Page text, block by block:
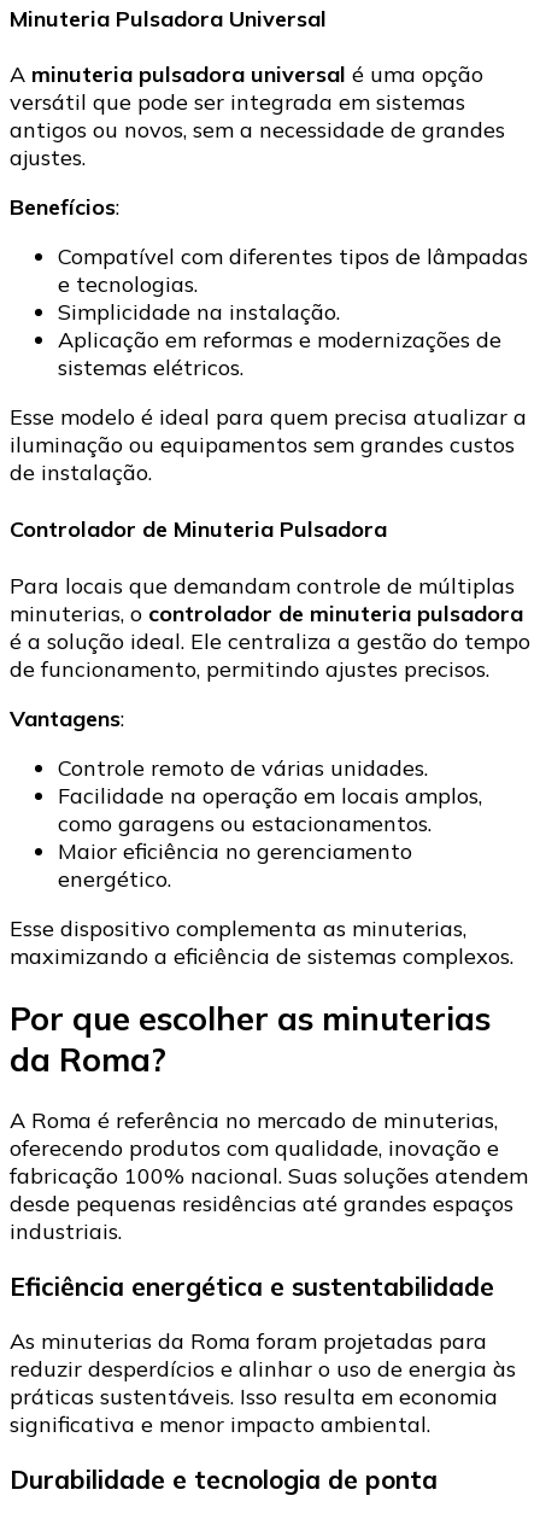
Minuteria Pulsadora Universal
A minuteria pulsadora universal é uma opção
versátil que pode ser integrada em sistemas
antigos ou novos, sem a necessidade de grandes
ajustes.
Benefícios:
Compatível com diferentes tipos de lâmpadas
e tecnologias.
Simplicidade na instalação.
Aplicação em reformas e modernizações de
sistemas elétricos.
Esse modelo é ideal para quem precisa atualizar a
iluminação ou equipamentos sem grandes custos
de instalação.
Controlador de Minuteria Pulsadora
Para locais que demandam controle de múltiplas
minuterias, o controlador de minuteria pulsadora
é a solução ideal. Ele centraliza a gestão do tempo
de funcionamento, permitindo ajustes precisos.
Vantagens:
Controle remoto de várias unidades.
Facilidade na operação em locais amplos,
como garagens ou estacionamentos.
Maior eficiência no gerenciamento
energético.
Esse dispositivo complementa as minuterias,
maximizando a eficiência de sistemas complexos.
Por que escolher as minuterias
da Roma?
A Roma é referência no mercado de minuterias,
oferecendo produtos com qualidade, inovação e
fabricação 100% nacional. Suas soluções atendem
desde pequenas residências até grandes espaços
industriais.
Eficiência energética e sustentabilidade
As minuterias da Roma foram projetadas para
reduzir desperdícios e alinhar o uso de energia às
práticas sustentáveis. Isso resulta em economia
significativa e menor impacto ambiental.
Durabilidade e tecnologia de ponta